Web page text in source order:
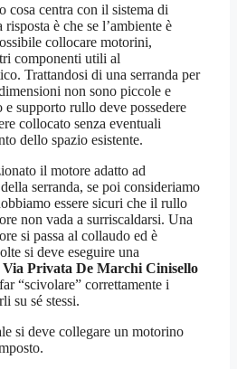
cosa centra con il sistema di
è che se l’ambiente è
collocare motorini,
componenti utili al
Trattandosi di una serranda per
non sono piccole e
e supporto rullo deve possedere
collocato senza eventuali
dello spazio esistente.
il motore adatto ad
serranda, se poi consideriamo
essere sicuri che il rullo
non vada a surriscaldarsi. Una
si passa al collaudo ed è
si deve eseguire una
Privata De Marchi Cinisello
“scivolare” correttamente i
su sé stessi.
si deve collegare un motorino